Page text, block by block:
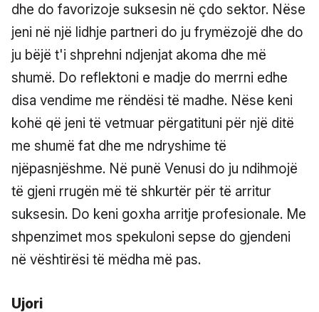
dhe do favorizoje suksesin në çdo sektor. Nëse
jeni në një lidhje partneri do ju frymëzojë dhe do
ju bëjë t'i shprehni ndjenjat akoma dhe më
shumë. Do reflektoni e madje do merrni edhe
disa vendime me rëndësi të madhe. Nëse keni
kohë që jeni të vetmuar përgatituni për një ditë
me shumë fat dhe me ndryshime të
njëpasnjëshme. Në punë Venusi do ju ndihmojë
të gjeni rrugën më të shkurtër për të arritur
suksesin. Do keni goxha arritje profesionale. Me
shpenzimet mos spekuloni sepse do gjendeni
në vështirësi të mëdha më pas.
Ujori